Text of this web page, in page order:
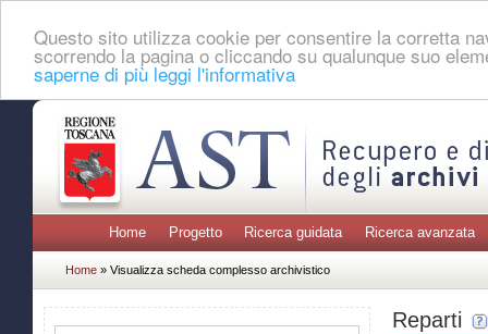
Questo sito utilizza cookie per consentire la corretta
scorrendo la pagina o cliccando su qualunque suo
saperne di più leggi l'informativa
Home Progetto Ricerca guidata Ricerca avanzata
Home » Visualizza scheda complesso archivistico
Reparti